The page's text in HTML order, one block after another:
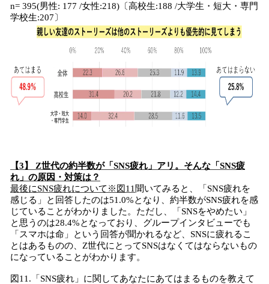
n= 395(男性: 177 /女性:218)〔高校生:188 /大学生・短大・専門
学校生:207〕
【3】 Z世代の約半数が「SNS疲れ」アリ。そんな「SNS疲
れ」の原因・対策は？
最後にSNS疲れについて※図11 聞いてみると、「SNS疲れを
感じる」と回答したのは51.0%となり、約半数がSNS疲れを感
じていることがわかりました。ただし、「SNSをやめたい」
と思うのは28.4%となっており、グループインタビューでも
「スマホは命」という回答が聞かれるなど、SNSに疲れるこ
とはあるものの、Z世代にとってSNSはなくてはならないもの
になっていることがわかります。
図11.「SNS疲れ」に関してあなたにあてはまるものを教えて